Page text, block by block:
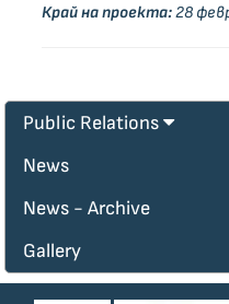
Край на проекта:28
Public Relations
News
News - Archive
Gallery